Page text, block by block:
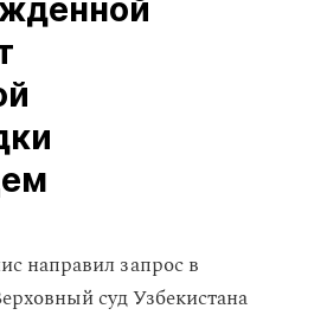
направил запрос в
суд Узбекистана